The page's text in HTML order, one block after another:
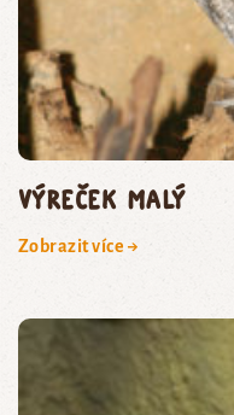
výreček malý
Zobrazit více →